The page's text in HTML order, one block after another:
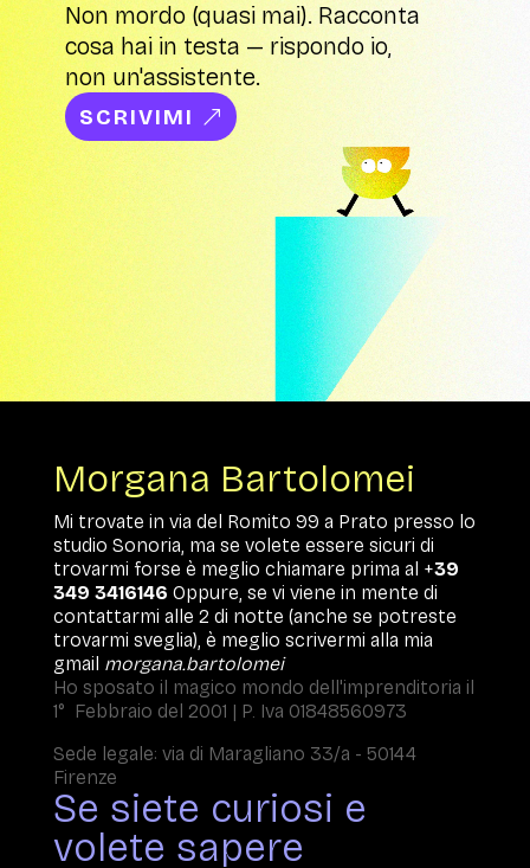
Non mordo (quasi mai). Racconta
cosa hai in testa — rispondo io,
non un'assistente.
SCRIVIMI
Morgana Bartolomei
Mi trovate in via del Romito 99 a Prato presso lo
studio Sonoria, ma se volete essere sicuri di
trovarmi forse è meglio chiamare prima al +39
349 3416146 Oppure, se vi viene in mente di
contattarmi alle 2 di notte (anche se potreste
trovarmi sveglia), è meglio scrivermi alla mia
gmail morgana.bartolomei
Ho sposato il magico mondo dell'imprenditoria il
1° Febbraio del 2001 | P. Iva 01848560973
Sede legale: via di Maragliano 33/a - 50144
Firenze
Se siete curiosi e
volete sapere